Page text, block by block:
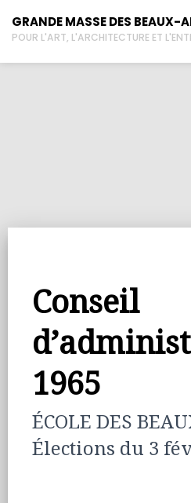
GRANDE MASSE DES BEAUX-
POUR L'ART, L'ARCHITECTURE ET
Conseil
1965
ÉCOLE DES
Élections du 3